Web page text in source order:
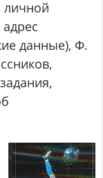
личной
данные), Ф.